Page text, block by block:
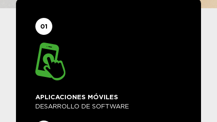
APLICACIONES MÓVILES
DESARROLLO DE SOFTWARE
01